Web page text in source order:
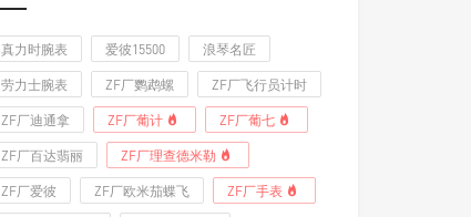
真力时腕表 爱彼15500 浪琴名匠
劳力士腕表 ZF厂鹦鹉螺 ZF厂飞行员计时
ZF厂迪通拿 ZF厂葡计 ZF厂葡七
ZF厂百达翡丽 ZF厂理查德米勒
ZF厂爱彼 ZF厂欧米茄蝶飞 ZF厂手表